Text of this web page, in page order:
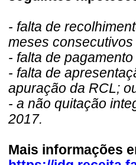
- falta de
meses
- falta de
- falta de
apuração da RCL;
- a não quitação
2017.
Mais informações